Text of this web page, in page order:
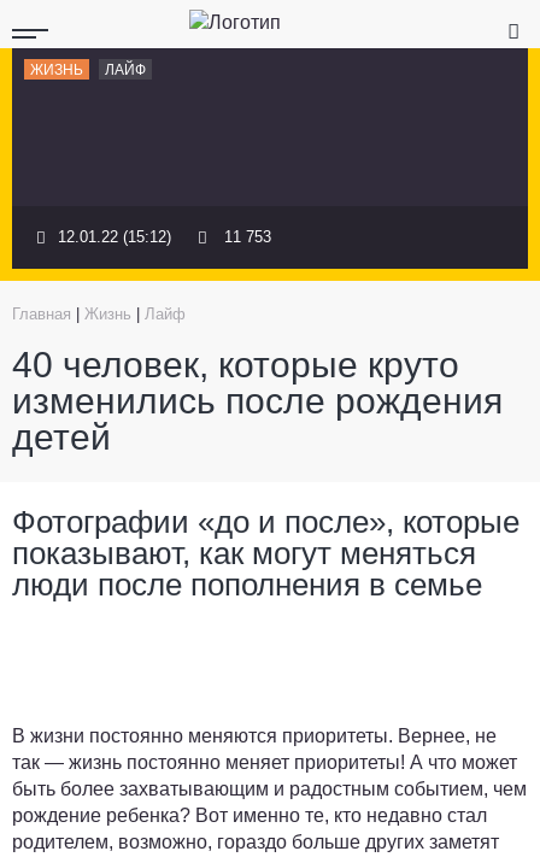
ЖИЗНЬ ЛАЙФ
12.01.22 (15:12) 11 753
Главная Жизнь Лайф
40 человек, которые круто
изменились после рождения
детей
Фотографии «до и после», которые
показывают, как могут меняться
люди после пополнения в семье
В жизни постоянно меняются приоритеты. Вернее, не
так — жизнь постоянно меняет приоритеты! А что может
быть более захватывающим и радостным событием, чем
рождение ребенка? Вот именно те, кто недавно стал
родителем, возможно, гораздо больше других заметят